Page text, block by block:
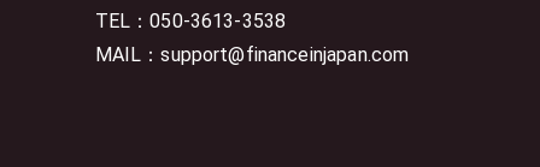
TEL：050-3613-3538
MAIL：support@financeinjapan.com